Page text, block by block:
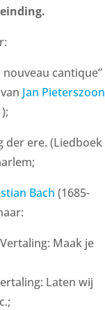
nouveau cantique”
Jan Pieterszoon
der ere. (Liedboek
Bach (1685-
Maak je
Laten wij